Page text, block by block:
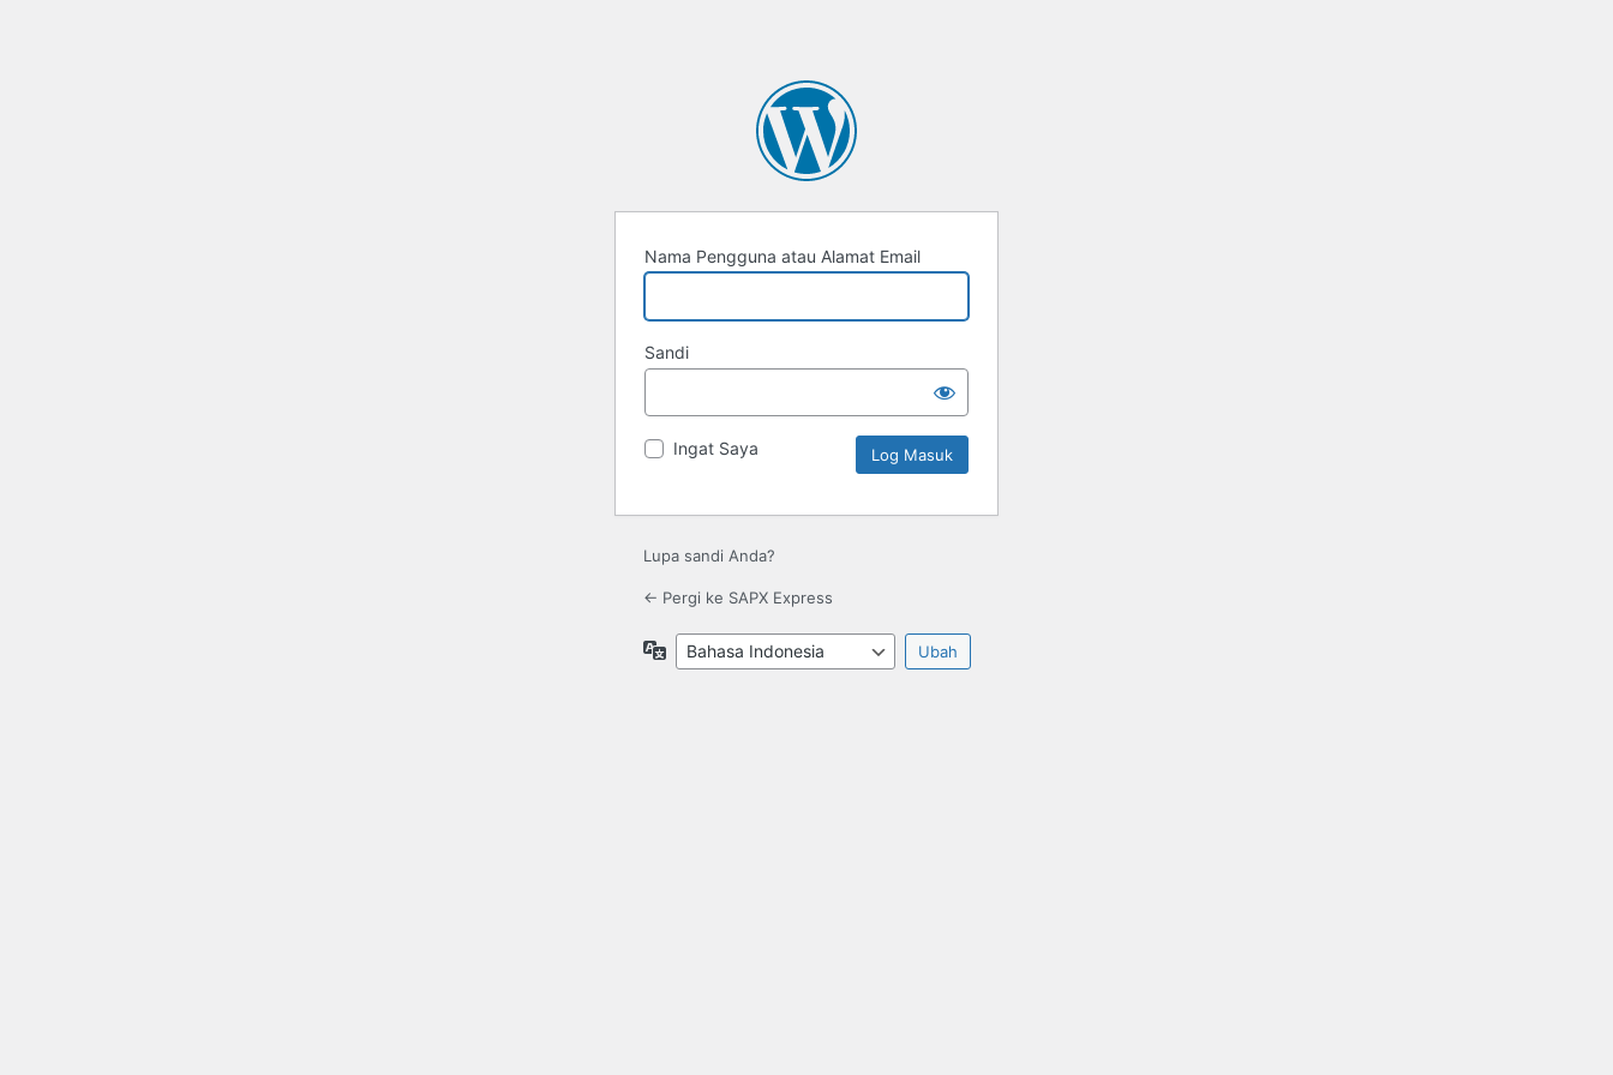
Nama Pengguna atau Alamat Email
Sandi
Ingat Saya
Lupa sandi Anda?
← Pergi ke SAPX Express
Bahasa